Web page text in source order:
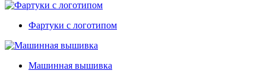
Фартуки с логотипом
Машинная вышивка